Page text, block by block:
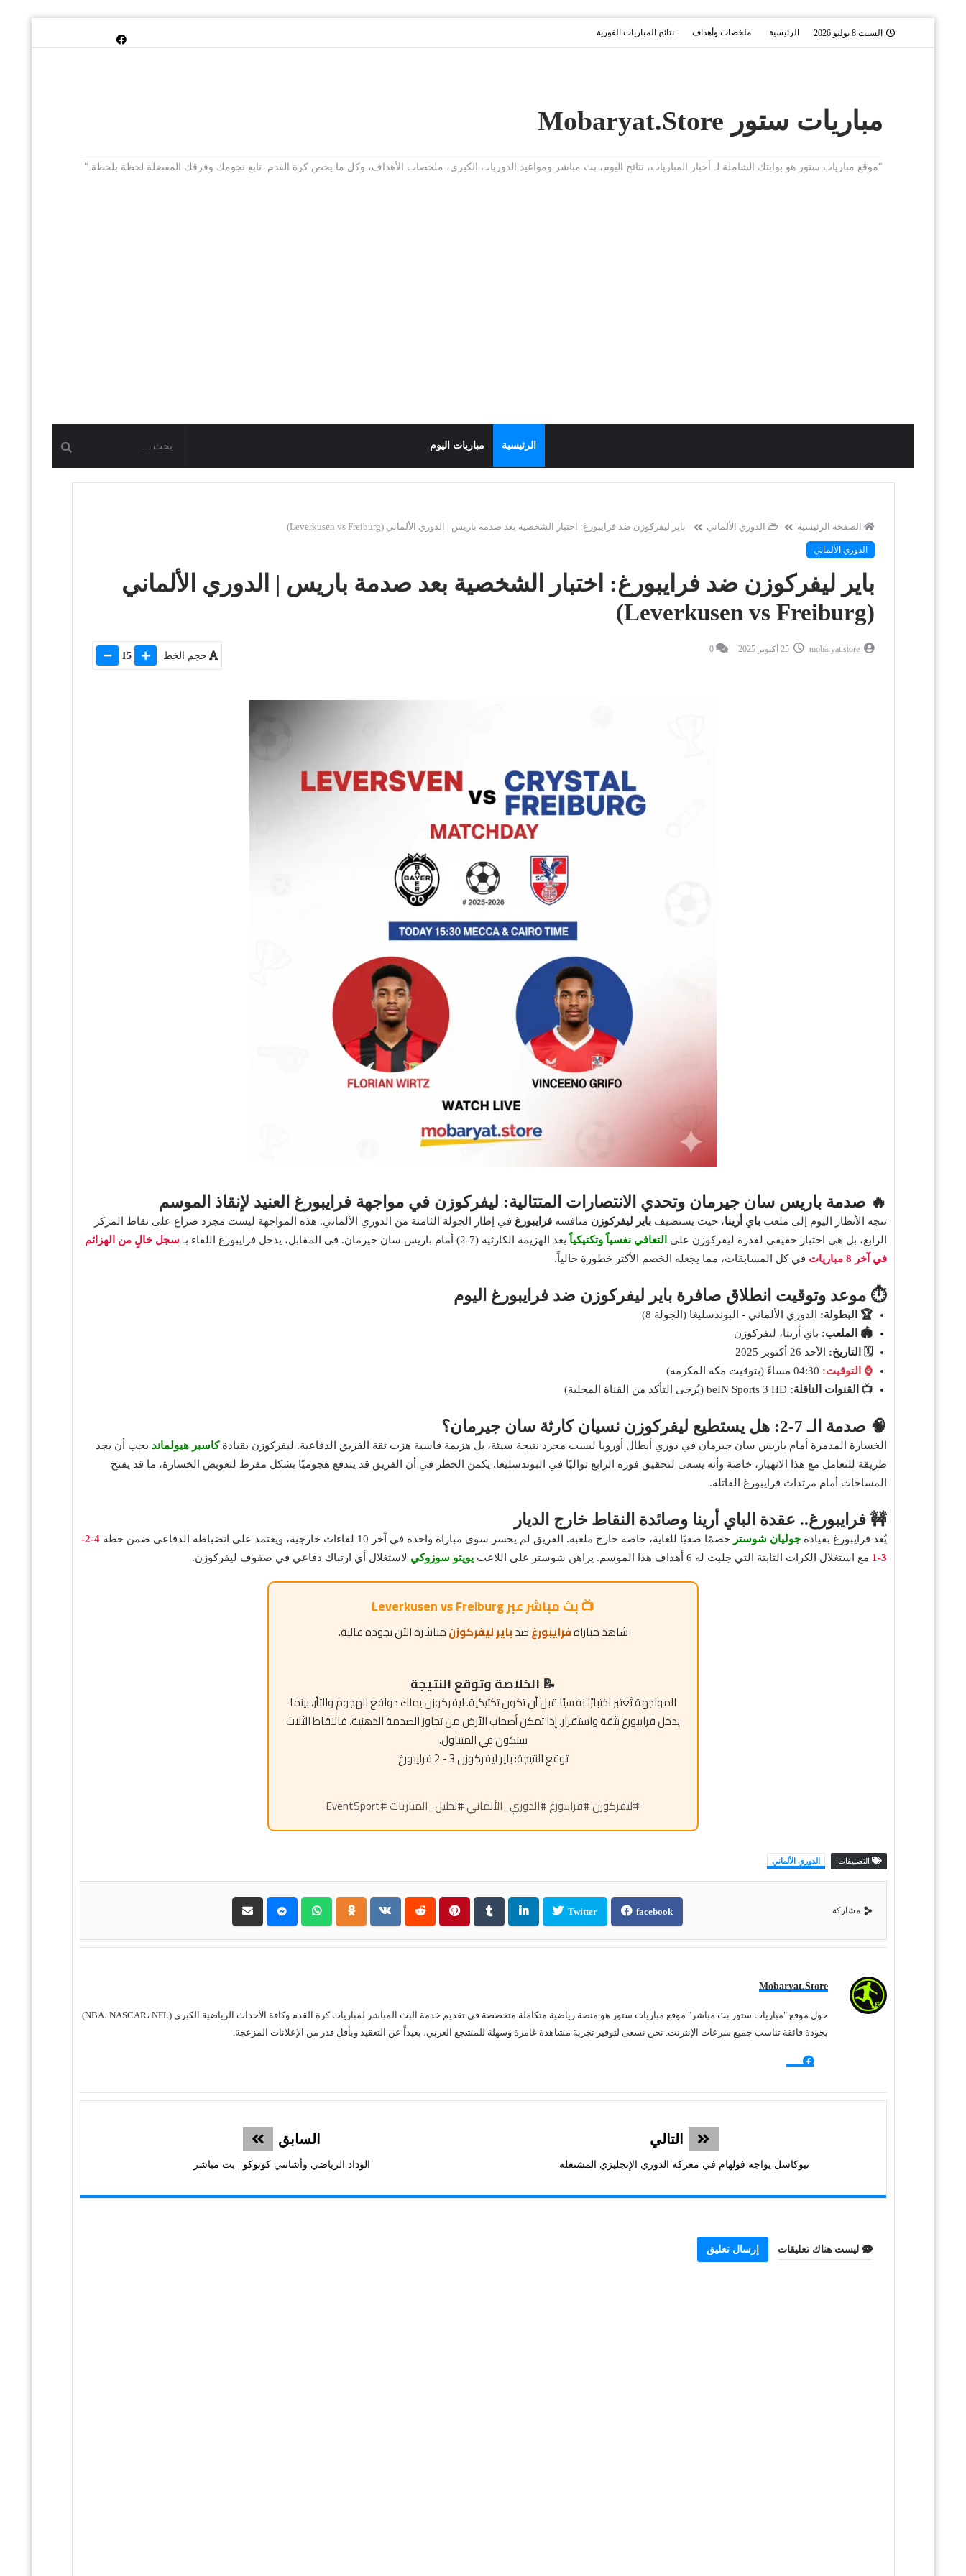
السبت 8 يوليو 2026 الرئيسية ملخصات وأهداف نتائج المباريات الفورية
مباريات ستور Mobaryat.Store
"موقع مباريات ستور هو بوابتك الشاملة لـ أخبار المباريات، نتائج اليوم، بث مباشر ومواعيد الدوريات الكبرى، ملخصات الأهداف، وكل ما يخص كرة القدم. تابع نجومك وفرقك المفضلة لحظة بلحظة."
الرئيسية مباريات اليوم
الصفحة الرئيسية الدوري الألماني باير ليفركوزن ضد فرايبورغ: اختبار الشخصية بعد صدمة باريس | الدوري الألماني (Leverkusen vs Freiburg)
الدوري الألماني
باير ليفركوزن ضد فرايبورغ: اختبار الشخصية بعد صدمة باريس | الدوري الألماني
(Leverkusen vs Freiburg)
mobaryat.store 25 أكتوبر 2025 0
حجم الخط 15
🔥 صدمة باريس سان جيرمان وتحدي الانتصارات المتتالية: ليفركوزن في مواجهة فرايبورغ العنيد لإنقاذ الموسم
تتجه الأنظار اليوم إلى ملعبباي أرينا، حيث يستضيفباير ليفركوزن منافسهفرايبورغ في إطار الجولة الثامنة من الدوري الألماني. هذه المواجهة ليست مجرد صراع على نقاط المركز
الرابع، بل هي اختبار حقيقي لقدرة ليفركوزن على
التعافي نفسياً وتكتيكياً بعد الهزيمة الكارثية (7-2) أمام باريس سان جيرمان. في المقابل، يدخل فرايبورغ اللقاء بـ
سجل خالٍ من الهزائم
في آخر 8 مباريات
في كل المسابقات، مما يجعله الخصم الأكثر خطورة حالياً.
⏱️ موعد وتوقيت انطلاق صافرة باير ليفركوزن ضد فرايبورغ اليوم
🏆 البطولة: الدوري الألماني - البوندسليغا (الجولة 8)
🏟️ الملعب: باي أرينا، ليفركوزن
🗓️ التاريخ: الأحد 26 أكتوبر 2025
⌚ التوقيت:
📺 القنوات الناقلة: beIN Sports 3 HD (يُرجى التأكد من القناة المحلية)
🧠 صدمة الـ 7-2: هل يستطيع ليفركوزن نسيان كارثة سان جيرمان؟
الخسارة المدمرة أمام باريس سان جيرمان في دوري أبطال أوروبا ليست مجرد نتيجة سيئة، بل هزيمة قاسية هزت ثقة الفريق الدفاعية. ليفركوزن بقيادةكاسبر هيولماند يجب أن يجد
طريقة للتعامل مع هذا الانهيار، خاصة وأنه يسعى لتحقيق فوزه الرابع تواليًا في البوندسليغا. يكمن الخطر في أن الفريق قد يندفع هجوميًا بشكل مفرط لتعويض الخسارة، ما قد يفتح
المساحات أمام مرتدات فرايبورغ القاتلة.
🚧 فرايبورغ.. عقدة الباي أرينا وصائدة النقاط خارج الديار
يُعد فرايبورغ بقيادةجوليان شوستر خصمًا صعبًا للغاية، خاصة خارج ملعبه. الفريق لم يخسر سوى مباراة واحدة في آخر 10 لقاءات خارجية، ويعتمد على انضباطه الدفاعي ضمن خطة
4-2-
3-1
مع استغلال الكرات الثابتة التي جلبت له 6 أهداف هذا الموسم. يراهن شوستر على اللاعب يويتو سوزوكي لاستغلال أي ارتباك دفاعي في صفوف ليفركوزن.
📺 بث مباشر عبر Leverkusen vs Freiburg
شاهد مباراةفرايبورغضدباير ليفركوزنمباشرة الآن بجودة عالية.
📝 الخلاصة وتوقع النتيجة
المواجهة تُعتبر اختبارًا نفسيًا قبل أن تكون تكتيكية. ليفركوزن يملك دوافع الهجوم والثأر، بينما
يدخل فرايبورغ بثقة واستقرار. إذا تمكن أصحاب الأرض من تجاوز الصدمة الذهنية، فالنقاط الثلاث
ستكون في المتناول.
توقع النتيجة: باير ليفركوزن 3 - 2 فرايبورغ
#ليفركوزن #فرايبورغ #الدوري_الألماني #تحليل_المباريات #EventSport
التصنيفات: الدوري الألماني
مشاركة facebook
Twitter
Mobaryat.store
حول موقع "مباريات ستور بث مباشر" موقع مباريات ستور هو منصة رياضية متكاملة متخصصة في تقديم خدمة البث المباشر لمباريات كرة القدم وكافة الأحداث الرياضية الكبرى (NBA، NASCAR، NFL)
بجودة فائقة تناسب جميع سرعات الإنترنت. نحن نسعى لتوفير تجربة مشاهدة غامرة وسهلة للمشجع العربي، بعيداً عن التعقيد وبأقل قدر من الإعلانات المزعجة.
التالي
نيوكاسل يواجه فولهام في معركة الدوري الإنجليزي المشتعلة
السابق
الوداد الرياضي وأشانتي كوتوكو | بث مباشر
ليست هناك تعليقات إرسال تعليق